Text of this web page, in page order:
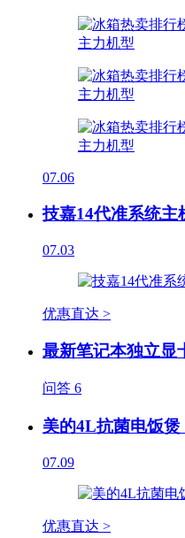
07.06
技嘉14代准系统主
07.03
优惠直达 >
最新笔记本独立显
问答 6
美的4L抗菌电饭
07.09
优惠直达 >